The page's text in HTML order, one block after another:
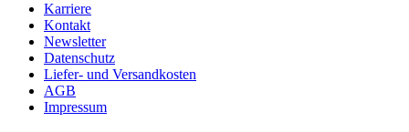
Karriere
Kontakt
Newsletter
Datenschutz
Liefer- und Versandkosten
AGB
Impressum